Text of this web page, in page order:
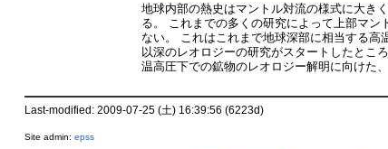
地球内部の熱史はマントル対流の様式に大き
る。 これまでの多くの研究によって上部マ
ない。 これはこれまで地球深部に相当する
以深のレオロジーの研究がスタートしたとこ
温高圧下での鉱物のレオロジー解明に向けた
Last-modified: 2009-07-25 (土) 16:39:56 (6223d)
Site admin: epss